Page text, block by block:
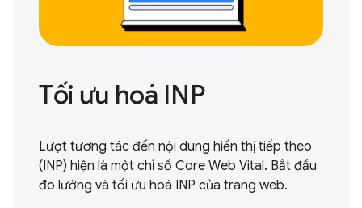
Tối ưu hoá INP
Lượt tương tác đến nội dung hiển thị tiếp theo
(INP) hiện là một chỉ số Core Web Vital. Bắt đầu
đo lường và tối ưu hoá INP của trang web.